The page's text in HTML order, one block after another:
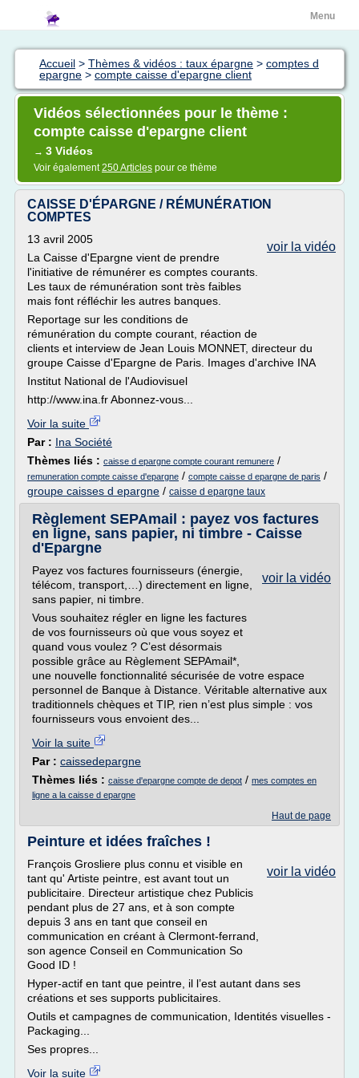
Menu
Accueil > Thèmes & vidéos : taux épargne > comptes d
epargne > compte caisse d'epargne client
Vidéos sélectionnées pour le thème :
compte caisse d'epargne client
→ 3 Vidéos
Voir également250 Articles pour ce thème
CAISSE D'ÉPARGNE / RÉMUNÉRATION
COMPTES
voir la vidéo
13 avril 2005
La Caisse d'Epargne vient de prendre
l'initiative de rémunérer es comptes courants.
Les taux de rémunération sont très faibles
mais font réfléchir les autres banques.
Reportage sur les conditions de
rémunération du compte courant, réaction de
clients et interview de Jean Louis MONNET, directeur du
groupe Caisse d'Epargne de Paris. Images d'archive INA
Institut National de l'Audiovisuel
http://www.ina.fr Abonnez-vous...
Voir la suite
Par : Ina Société
Thèmes liés : caisse d epargne compte courant remunere /
remuneration compte caisse d'epargne / compte caisse d epargne de paris /
groupe caisses d epargne / caisse d epargne taux
Règlement SEPAmail : payez vos factures
en ligne, sans papier, ni timbre - Caisse
d'Epargne
voir la vidéo
Payez vos factures fournisseurs (énergie,
télécom, transport,…) directement en ligne,
sans papier, ni timbre.
Vous souhaitez régler en ligne les factures
de vos fournisseurs où que vous soyez et
quand vous voulez ? C’est désormais
possible grâce au Règlement SEPAmail*,
une nouvelle fonctionnalité sécurisée de votre espace
personnel de Banque à Distance. Véritable alternative aux
traditionnels chèques et TIP, rien n’est plus simple : vos
fournisseurs vous envoient des...
Voir la suite
Par : caissedepargne
Thèmes liés : caisse d'epargne compte de depot / mes comptes en
ligne a la caisse d epargne
Haut de page
Peinture et idées fraîches !
voir la vidéo
François Grosliere plus connu et visible en
tant qu' Artiste peintre, est avant tout un
publicitaire. Directeur artistique chez Publicis
pendant plus de 27 ans, et à son compte
depuis 3 ans en tant que conseil en
communication en créant à Clermont-ferrand,
son agence Conseil en Communication So
Good ID !
Hyper-actif en tant que peintre, il l’est autant dans ses
créations et ses supports publicitaires.
Outils et campagnes de communication, Identités visuelles -
Packaging...
Ses propres...
Voir la suite